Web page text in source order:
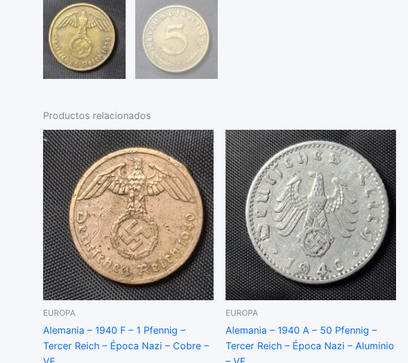
Productos relacionados
EUROPA
Alemania – 1940 F – 1 Pfennig –
Tercer Reich – Época Nazi – Cobre –
EUROPA
Alemania – 1940 A – 50 Pfennig –
Tercer Reich – Época Nazi – Aluminio